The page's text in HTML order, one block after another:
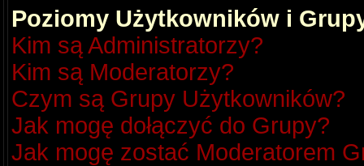
Poziomy Użytkowników i
Kim są Administratorzy?
Kim są Moderatorzy?
Czym są Grupy Użytkowników?
Jak mogę dołączyć do Grupy?
Jak mogę zostać Moderatorem